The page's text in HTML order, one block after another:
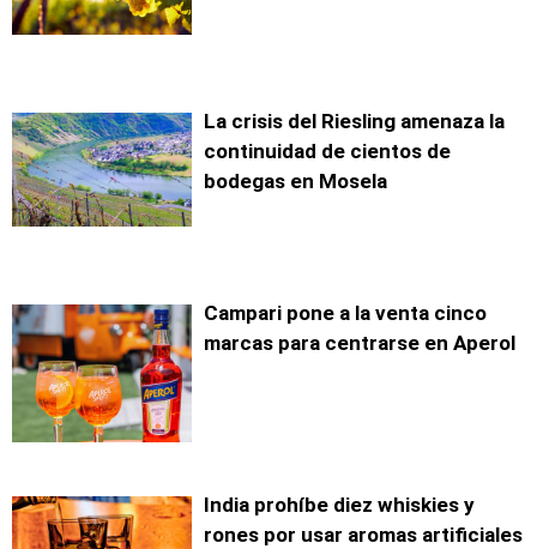
La crisis del Riesling amenaza la
continuidad de cientos de
bodegas en Mosela
Campari pone a la venta cinco
marcas para centrarse en Aperol
India prohíbe diez whiskies y
rones por usar aromas artificiales